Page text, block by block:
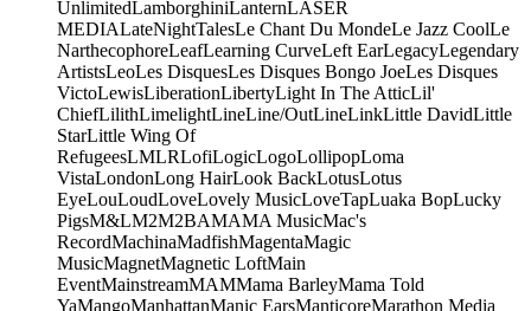
UnlimitedLamborghiniLanternLASER
MEDIALateNightTalesLe Chant Du MondeLe Jazz CoolLe
NarthecophoreLeafLearning CurveLeft EarLegacyLegendary
ArtistsLeoLes DisquesLes Disques Bongo JoeLes Disques
VictoLewisLiberationLibertyLight In The AtticLil'
ChiefLilithLimelightLineLine/OutLineLinkLittle DavidLittle
StarLittle Wing Of
RefugeesLMLRLofiLogicLogoLollipopLoma
VistaLondonLong HairLook BackLotusLotus
EyeLouLoudLoveLovely MusicLoveTapLuaka BopLucky
PigsM&LM2M2BAMAMA MusicMac's
RecordMachinaMadfishMagentaMagic
MusicMagnetMagnetic LoftMain
EventMainstreamMAMMama BarleyMama Told
YaMangoManhattanManic EarsManticoreMarathon Media